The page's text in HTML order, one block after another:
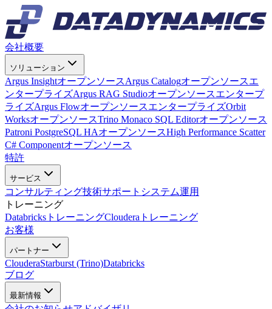
会社概要
ソリューション
Argus InsightオープンソースArgus Catalogオープンソースエ
ンタープライズArgus RAG Studioオープンソースエンタープ
ライズArgus FlowオープンソースエンタープライズOrbit
WorksオープンソースTrino Monaco SQL Editorオープンソース
Patroni PostgreSQL HAオープンソースHigh Performance Scatter
C# Componentオープンソース
特許
サービス
コンサルティング技術サポート システム運用
トレーニング
DatabricksトレーニングClouderaトレーニング
お客様
パートナー
ClouderaStarburst (Trino)Databricks
ブログ
最新情報